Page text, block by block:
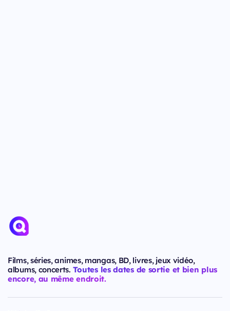
Films, séries, animes, mangas, BD, livres, jeux vidéo,
albums, concerts. Toutes les dates de sortie et bien plus
encore, au même endroit.